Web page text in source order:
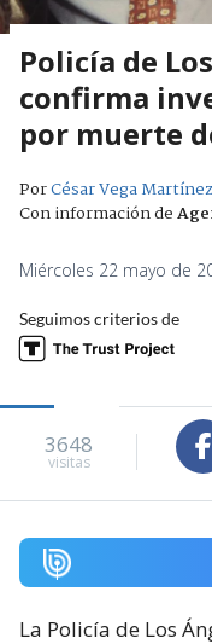
Policía de
confirma
por muerte
PorCésar Vega Martínez
Con información de
Miércoles 22 mayo de
Seguimos criterios de
3648
visitas
La Policía de Los